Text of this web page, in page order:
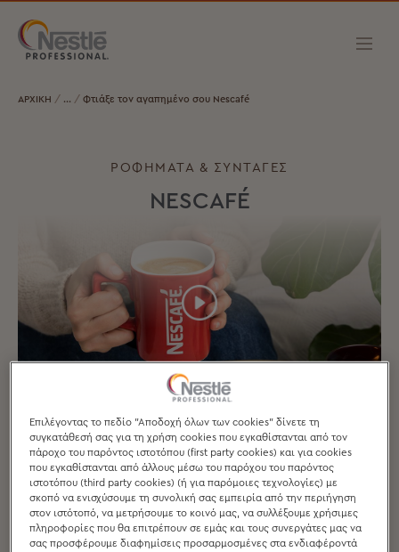
ΑΡΧΙΚΗ Φτιάξε τον αγαπημένο σου Nescafé
ΡΟΦΗΜΑΤΑ & ΣΥΝΤΑΓΕΣ
NESCAFÉ
ΒΉΜΑ 1
Πάρε μία γαλατιέρα.
ΒΉΜΑ 2
Επιλέγοντας το πεδίο "Αποδοχή όλων των cookies" δίνετε τη
συγκατάθεσή σας για τη χρήση cookies που εγκαθίστανται από τον
πάροχο του παρόντος ιστοτόπου (first party cookies) και για cookies
που εγκαθίστανται από άλλους μέσω του παρόχου του παρόντος
ιστοτόπου (third party cookies) (ή για παρόμοιες τεχνολογίες) με
σκοπό να ενισχύσουμε τη συνολική σας εμπειρία από την περιήγηση
στον ιστότοπό, να μετρήσουμε το κοινό μας, να συλλέξουμε χρήσιμες
πληροφορίες που θα επιτρέπουν σε εμάς και τους συνεργάτες μας να
σας προσφέρουμε διαφημίσεις προσαρμοσμένες στα ενδιαφέροντά